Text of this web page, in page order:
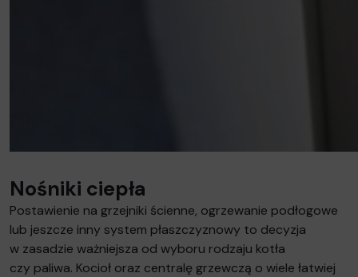
Nośniki ciepła
Postawienie na grzejniki ścienne, ogrzewanie podłogowe
lub jeszcze inny system płaszczyznowy to decyzja
w zasadzie ważniejsza od wyboru rodzaju kotła
czy paliwa. Kocioł oraz centralę grzewczą o wiele łatwiej